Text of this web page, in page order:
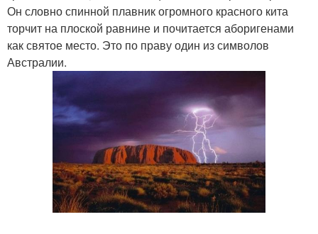
Он словно спинной плавник огромного красного кита
торчит на плоской равнине и почитается аборигенами
как святое место. Это по праву один из символов
Австралии.